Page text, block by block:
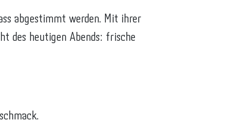
abgestimmt werden. Mit ihrer
des heutigen Abends: frische